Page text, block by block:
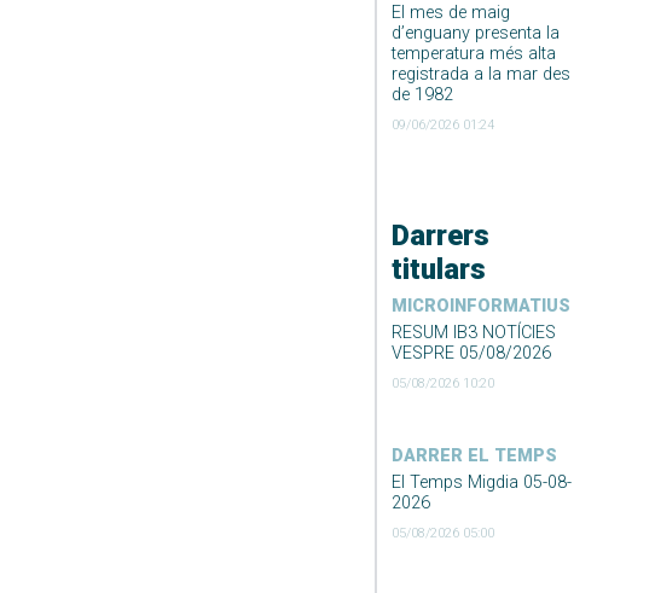
El mes de maig
d’enguany presenta la
temperatura més alta
registrada a la mar des
de 1982
09/06/2026 01:24
Darrers
titulars
MICROINFORMATIUS
RESUM IB3 NOTÍCIES
VESPRE 05/08/2026
05/08/2026 10:20
DARRER EL TEMPS
El Temps Migdia 05-08-
2026
05/08/2026 05:00